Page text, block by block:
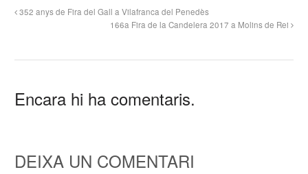
352 anys de Fira del Gall a Vilafranca del Penedès
166a Fira de la Candelera 2017 a Molins de Rei
Encara hi ha comentaris.
DEIXA UN COMENTARI